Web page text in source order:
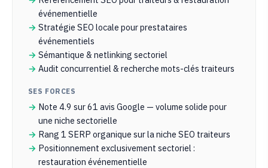
événementielle
Stratégie SEO locale pour prestataires
événementiels
Sémantique & netlinking sectoriel
Audit concurrentiel & recherche mots-clés traiteurs
SES FORCES
Note 4.9 sur 61 avis Google — volume solide pour
une niche sectorielle
Rang 1 SERP organique sur la niche SEO traiteurs
Positionnement exclusivement sectoriel :
restauration événementielle